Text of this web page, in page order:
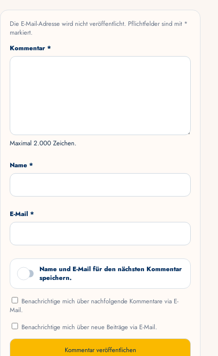
Die E-Mail-Adresse wird nicht veröffentlicht. Pflichtfelder sind mit *
markiert.
Kommentar *
Maximal 2.000 Zeichen.
Name *
E-Mail *
Name und E-Mail für den nächsten Kommentar
speichern.
Benachrichtige mich über nachfolgende Kommentare via E-
Mail.
Benachrichtige mich über neue Beiträge via E-Mail.